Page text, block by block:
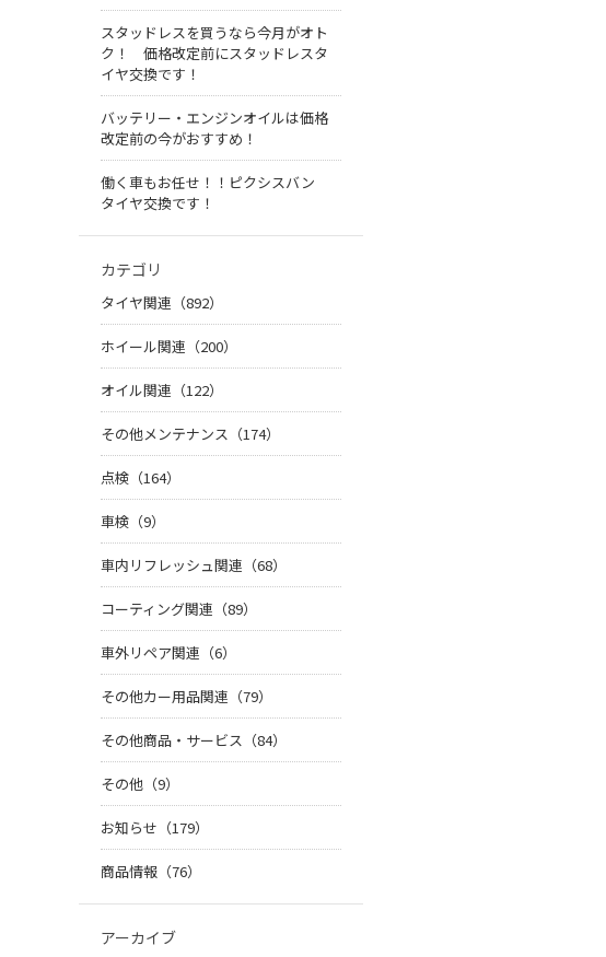
スタッドレスを買うなら今月がオト
ク！ 価格改定前にスタッドレスタ
イヤ交換です！
バッテリー・エンジンオイルは価格
改定前の今がおすすめ！
働く車もお任せ！！ピクシスバン
タイヤ交換です！
カテゴリ
タイヤ関連（892）
ホイール関連（200）
オイル関連（122）
その他メンテナンス（174）
点検（164）
車検（9）
車内リフレッシュ関連（68）
コーティング関連（89）
車外リペア関連（6）
その他カー用品関連（79）
その他商品・サービス（84）
その他（9）
お知らせ（179）
商品情報（76）
アーカイブ